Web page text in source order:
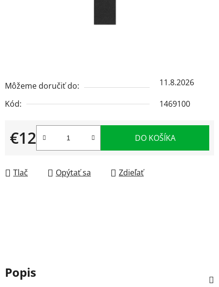
Môžeme doručiť do:
11.8.2026
Kód:
1469100
€12
Jednotková cena:
DO KOŠÍKA
Tlač Opýtať sa Zdieľať
Popis